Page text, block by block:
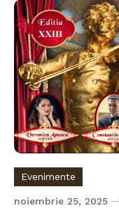
Evenimente
noiembrie 25, 2025